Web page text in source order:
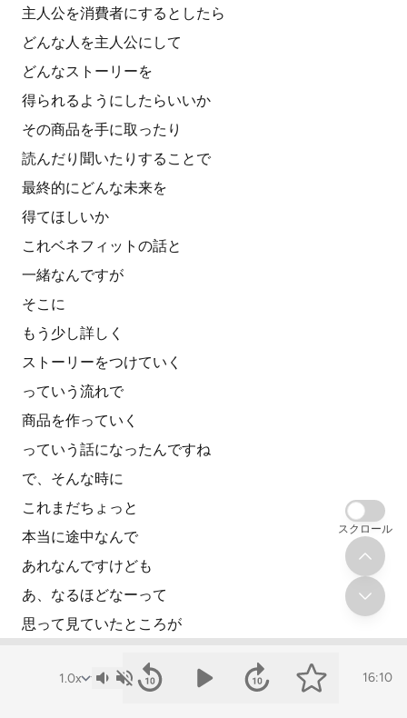
主人公を消費者にするとしたら
どんな人を主人公にして
どんなストーリーを
得られるようにしたらいいか
その商品を手に取ったり
読んだり聞いたりすることで
最終的にどんな未来を
得てほしいか
これベネフィットの話と
一緒なんですが
そこに
もう少し詳しく
ストーリーをつけていく
っていう流れで
商品を作っていく
っていう話になったんですね
で、そんな時に
これまだちょっと
本当に途中なんで
あれなんですけども
あ、なるほどなーって
思って見ていたところが
消費者に
16:10
スクロール